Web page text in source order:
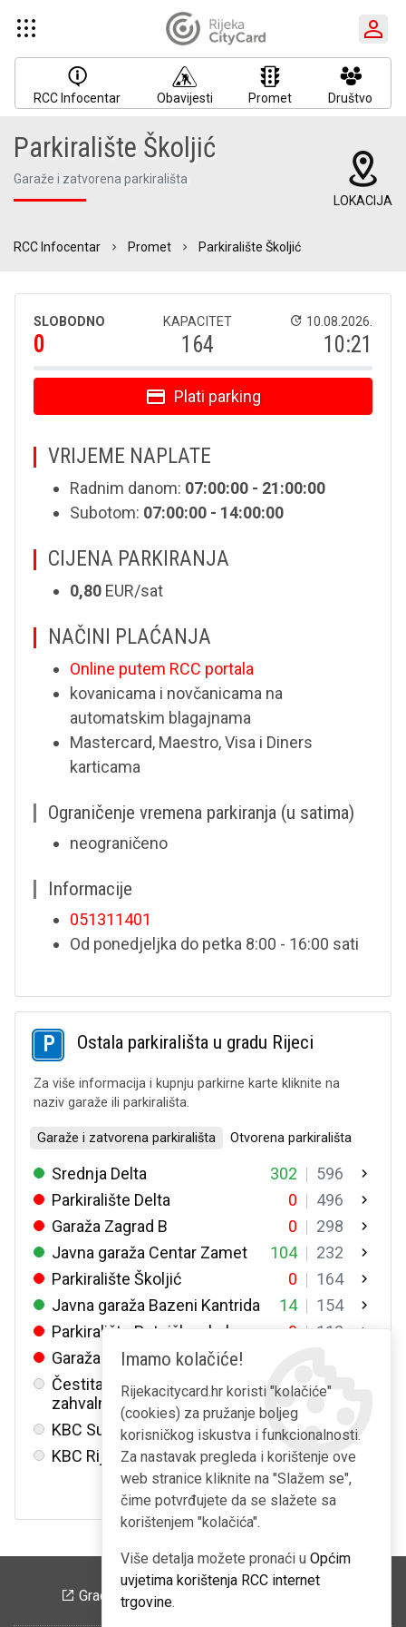
RCC Infocentar Obavijesti Promet Društvo
Parkiralište Školjić
Garaže i zatvorena parkirališta
LOKACIJA
RCC Infocentar Promet Parkiralište Školjić
SLOBODNO
0
KAPACITET
164
10.08.2026.
10:21
Plati parking
VRIJEME NAPLATE
Radnim danom: 07:00:00 - 21:00:00
Subotom: 07:00:00 - 14:00:00
CIJENA PARKIRANJA
0,80 EUR/sat
NAČINI PLAĆANJA
Online putem RCC portala
kovanicama i novčanicama na
automatskim blagajnama
Mastercard, Maestro, Visa i Diners
karticama
Ograničenje vremena parkiranja (u satima)
neograničeno
Informacije
051311401
Od ponedjeljka do petka 8:00 - 16:00 sati
Ostala parkirališta u gradu Rijeci
Za više informacija i kupnju parkirne karte kliknite na
naziv garaže ili parkirališta.
Garaže i zatvorena parkirališta Otvorena parkirališta
Srednja Delta 302
596
Parkiralište Delta
0
496
Garaža Zagrad B
0
298
Javna garaža Centar Zamet
104
232
Parkiralište Školjić
0
164
Javna garaža Bazeni Kantrida
14
154
Parkiralište Putnička obala
0
112
Garaža u Ciottinoj ulici
Čestitamo Dan pobjede i domovinske
zahvalnosti i Dan hrvatskih branitelja
KBC Sušak
KBC Rijeka i Podpinjol
10.08.2026. 10:21
Grad Rijeka
Imamo kolačiće!
Rijekacitycard.hr koristi "kolačiće"
(cookies) za pružanje boljeg
korisničkog iskustva i funkcionalnosti.
Za nastavak pregleda i korištenje ove
web stranice kliknite na "Slažem se",
čime potvrđujete da se slažete sa
korištenjem "kolačića".
Više detalja možete pronaći u Općim
uvjetima korištenja RCC internet
trgovine.